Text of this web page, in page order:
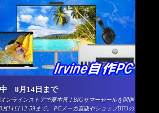
中 8月14日まで
ンラインストアで夏本番！BIGサマーセールを開催
14日 12:59まで。 PCメーカ直販やショップBTOの